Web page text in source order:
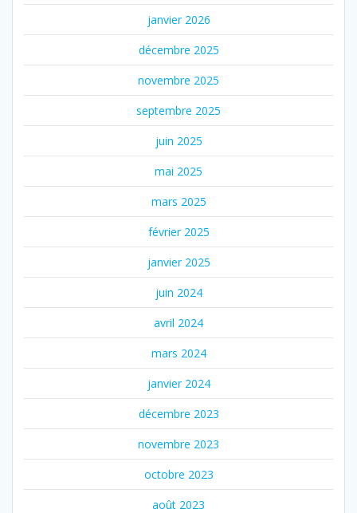
janvier 2026
décembre 2025
novembre 2025
septembre 2025
juin 2025
mai 2025
mars 2025
février 2025
janvier 2025
juin 2024
avril 2024
mars 2024
janvier 2024
décembre 2023
novembre 2023
octobre 2023
août 2023